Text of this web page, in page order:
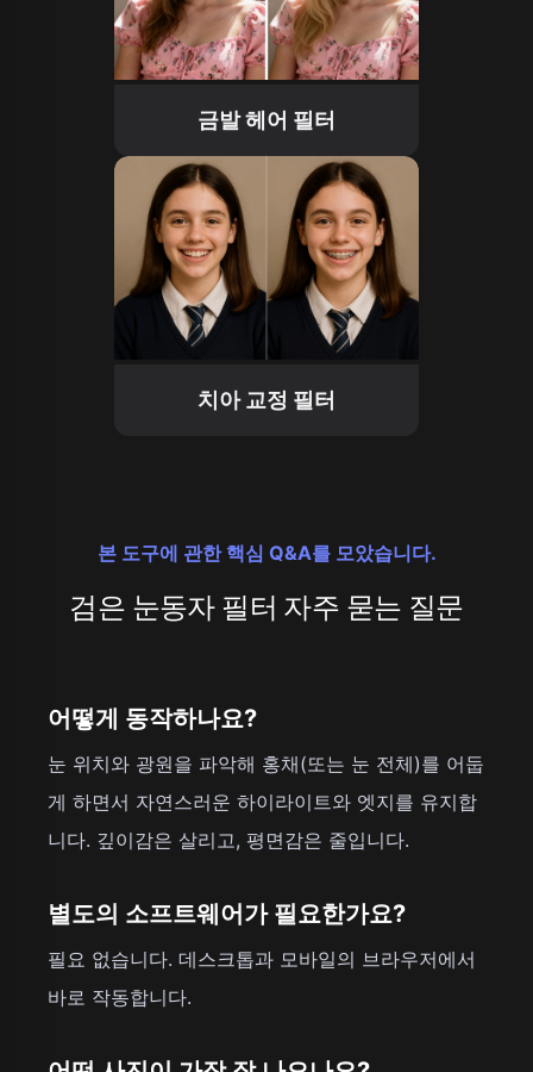
금발 헤어 필터
치아 교정 필터
본 도구에 관한 핵심 Q&A를 모았습니다.
검은 눈동자 필터 자주 묻는 질문
어떻게 동작하나요?
눈 위치와 광원을 파악해 홍채(또는 눈 전체)를 어둡
게 하면서 자연스러운 하이라이트와 엣지를 유지합
니다. 깊이감은 살리고, 평면감은 줄입니다.
별도의 소프트웨어가 필요한가요?
필요 없습니다. 데스크톱과 모바일의 브라우저에서
바로 작동합니다.